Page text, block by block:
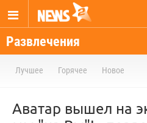
Развлечения
Лучшее Горячее Новое
Аватар вышел на